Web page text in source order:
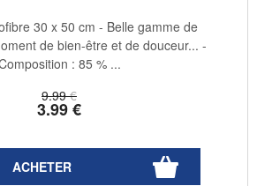
9.99 €
3.99€
30 x 50 cm - Belle gamme de
de bien-être et de douceur... -
: 85 % ...